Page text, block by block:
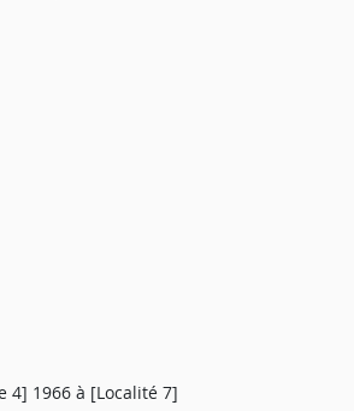
4] 1966 à [Localité 7]